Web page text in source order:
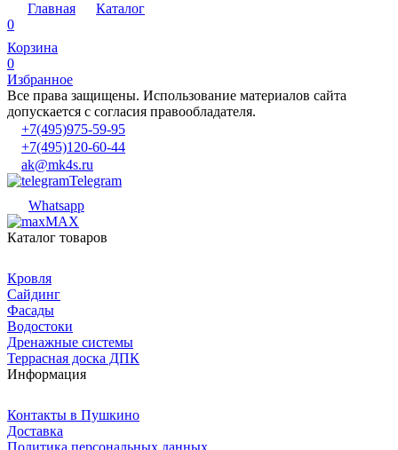
Главная
Каталог
0
Корзина
0
Избранное
Все права защищены. Использование материалов сайта
допускается с согласия правообладателя.
+7(495)975-59-95
+7(495)120-60-44
ak@mk4s.ru
Telegram
Whatsapp
MAX
Каталог товаров
Кровля
Сайдинг
Фасады
Водостоки
Дренажные системы
Террасная доска ДПК
Информация
Контакты в Пушкино
Доставка
Политика персональных данных